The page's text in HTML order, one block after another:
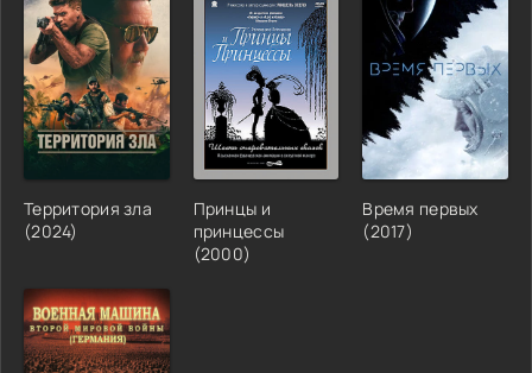
Территория зла
(2024)
Принцы и
принцессы
(2000)
Время первых
(2017)